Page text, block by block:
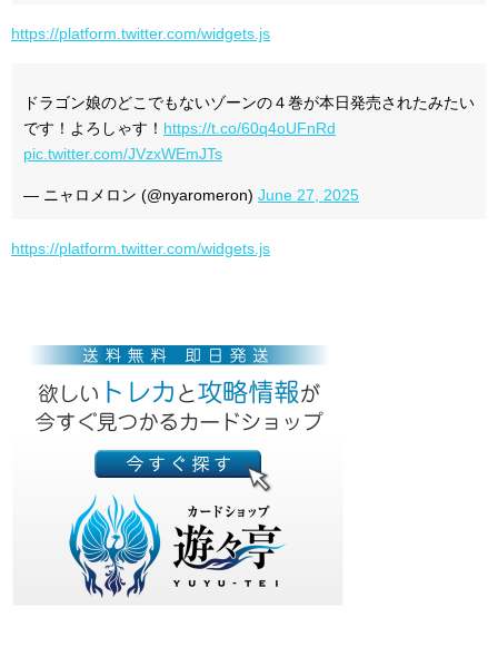
https://platform.twitter.com/widgets.js
ドラゴン娘のどこでもないゾーンの４巻が本日発売されたみたい
です！よろしゃす！ https://t.co/60q4oUFnRd
pic.twitter.com/JVzxWEmJTs
— ニャロメロン (@nyaromeron) June 27, 2025
https://platform.twitter.com/widgets.js